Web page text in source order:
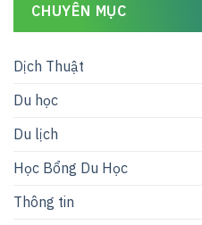
CHUYÊN MỤC
Dịch Thuật
Du học
Du lịch
Học Bổng Du Học
Thông tin